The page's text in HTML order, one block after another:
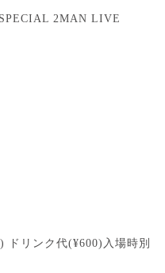
2MAN LIVE
ドリンク代(¥600)入場時別